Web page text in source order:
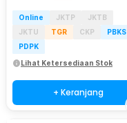
Online JKTP
JKTB
JKTU
TGR CKP
PBKS
PDPK
Lihat Ketersediaan Stok
+ Keranjang